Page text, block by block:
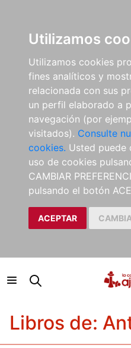
Utilizamos
Utilizamos cookies
fines analíticos y
relacionada con sus
un perfil elaborado a
navegación (por
visitados). Consulte
cookies. Usted puede
uso de cookies
CAMBIAR
pulsando el botón
ACEPTAR
Libros de: